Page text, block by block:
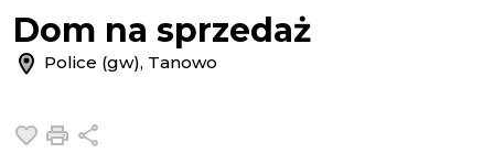
Dom na sprzedaż
Police (gw), Tanowo
Dodaj do ulubionych
Drukuj